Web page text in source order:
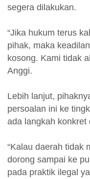
segera dilakukan.
“Jika hukum terus
pihak, maka
kosong. Kami tidak
Anggi.
Lebih lanjut,
persoalan ini ke
ada langkah konkret
“Kalau daerah tidak
dorong sampai ke
pada praktik ilegal